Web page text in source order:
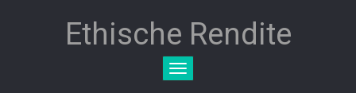
Ethische Rendite
Toggle